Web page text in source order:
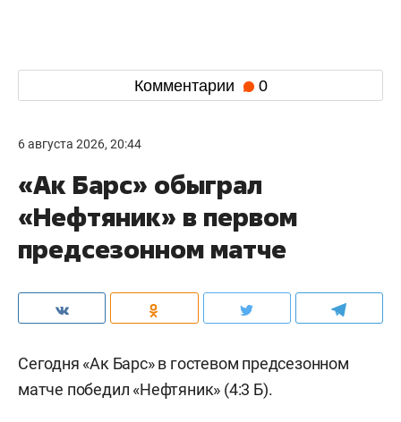
Комментарии 0
6 августа 2026, 20:44
«Ак Барс» обыграл
«Нефтяник» в первом
предсезонном матче
Сегодня «Ак Барс» в гостевом предсезонном
матче победил «Нефтяник» (4:3 Б).